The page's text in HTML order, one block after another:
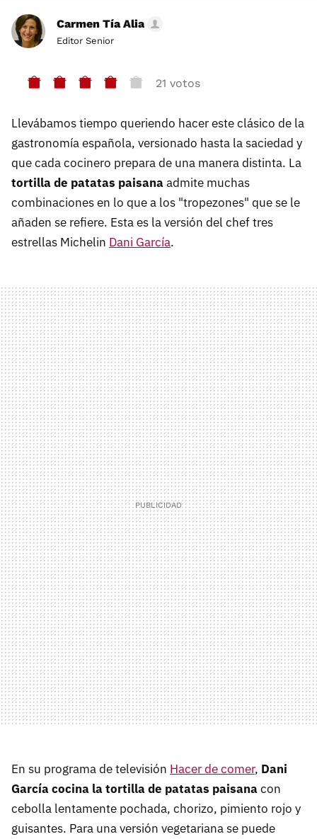
Carmen Tía Alia
Editor Senior
21 votos
Llevábamos tiempo queriendo hacer este clásico de la
gastronomía española, versionado hasta la saciedad y
que cada cocinero prepara de una manera distinta. La
tortilla de patatas paisanaadmite muchas
combinaciones en lo que a los "tropezones" que se le
añaden se refiere. Esta es la versión del chef tres
estrellas Michelin Dani García.
En su programa de televisión Hacer de comer, Dani
García cocina la tortilla de patatas paisanacon
cebolla lentamente pochada, chorizo, pimiento rojo y
guisantes. Para una versión vegetariana se puede